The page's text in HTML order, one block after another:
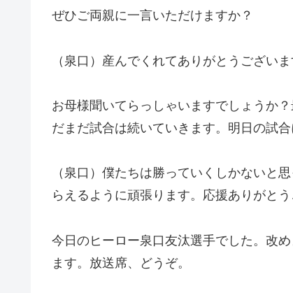
ぜひご両親に一言いただけますか？
（泉口）産んでくれてありがとうございま
お母様聞いてらっしゃいますでしょうか
だまだ試合は続いていきます。明日の試
（泉口）僕たちは勝っていくしかないと
らえるように頑張ります。応援ありがとう
今日のヒーロー泉口友汰選手でした。改
ます。放送席、どうぞ。